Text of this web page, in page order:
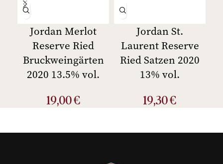
Jordan Merlot
Reserve Ried
Bruckweingärten
2020 13.5% vol.
19,00€
Jordan St.
Laurent Reserve
Ried Satzen 2020
13% vol.
19,30€